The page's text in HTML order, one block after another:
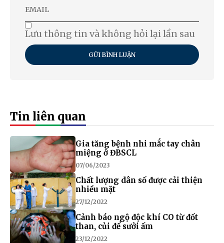
Lưu thông tin và không hỏi lại lần sau
GỬI BÌNH LUẬN
Tin liên quan
Gia tăng bệnh nhi mắc tay chân
miệng ở ĐBSCL
07/06/2023
Chất lượng dân số được cải thiện
nhiều mặt
27/12/2022
Cảnh báo ngộ độc khí CO từ đốt
than, củi để sưởi ấm
23/12/2022